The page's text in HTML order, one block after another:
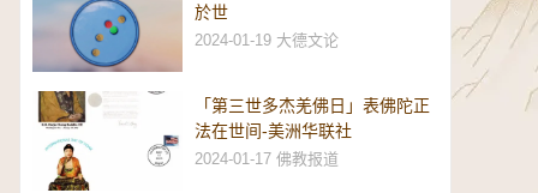
於世
2024-01-19 大德文论
「第三世多杰羌佛日」表佛陀正
法在世间-美洲华联社
2024-01-17 佛教报道